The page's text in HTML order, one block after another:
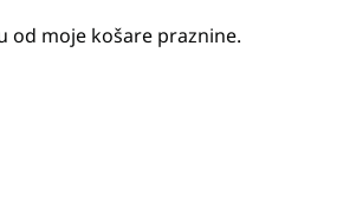
od moje košare praznine.